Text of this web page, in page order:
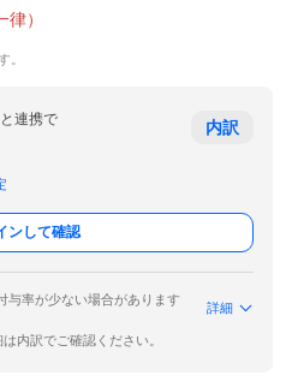
律）
。
連携で 内訳
ンして確認
与率が少ない場合があります
詳細
内訳でご確認ください。